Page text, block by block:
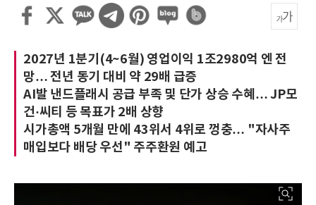
2027년 1분기(4~6월) 영업이익 1조2980억 엔 전
망… 전년 동기 대비 약 29배 급증
AI발 낸드플래시 공급 부족 및 단가 상승 수혜… JP모
건·씨티 등 목표가 2배 상향
시가총액 5개월 만에 43위서 4위로 껑충… "자사주
매입보다 배당 우선" 주주환원 예고